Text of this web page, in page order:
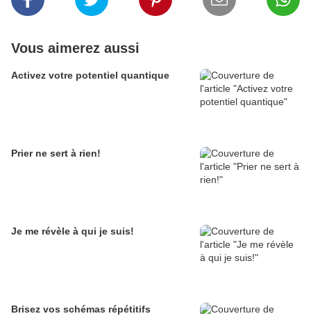
Vous aimerez aussi
Activez votre potentiel quantique
Prier ne sert à rien!
Je me révèle à qui je suis!
Brisez vos schémas répétitifs